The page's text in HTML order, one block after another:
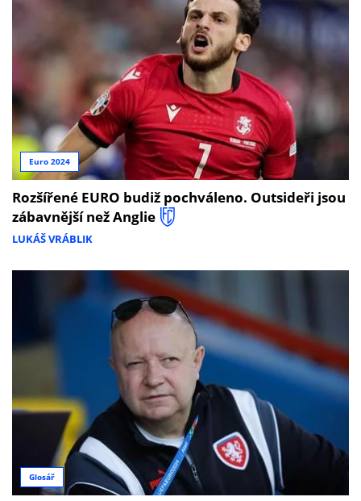
Euro 2024
Rozšířené EURO budiž pochváleno. Outsideři jsou
zábavnější než Anglie
LUKÁŠ VRÁBLIK
Glosář